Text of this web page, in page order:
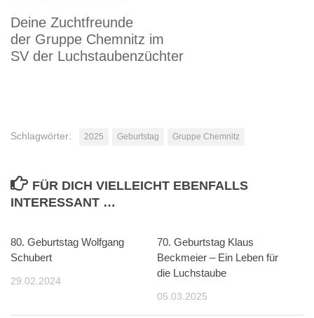
Deine Zuchtfreunde
der Gruppe Chemnitz im
SV der Luchstaubenzüchter
Schlagwörter: 2025 Geburtstag Gruppe Chemnitz
FÜR DICH VIELLEICHT EBENFALLS
INTERESSANT …
80. Geburtstag Wolfgang
Schubert
29.02.2024
70. Geburtstag Klaus
Beckmeier – Ein Leben für
die Luchstaube
05.03.2025